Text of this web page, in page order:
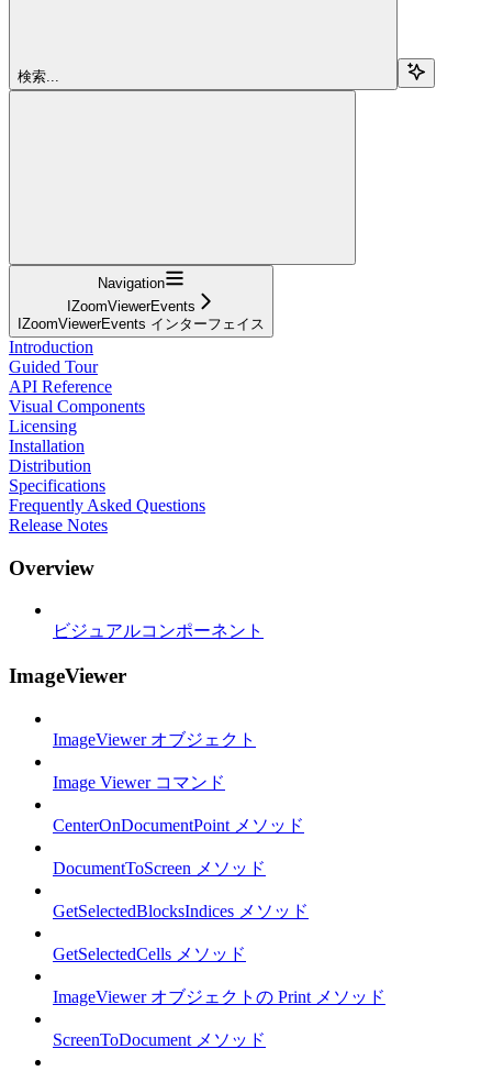
検索...
Navigation
IZoomViewerEvents
IZoomViewerEvents インターフェイス
Introduction
Guided Tour
API Reference
Visual Components
Licensing
Installation
Distribution
Specifications
Frequently Asked Questions
Release Notes
Overview
ビジュアルコンポーネント
ImageViewer
ImageViewer オブジェクト
Image Viewer コマンド
CenterOnDocumentPoint メソッド
DocumentToScreen メソッド
GetSelectedBlocksIndices メソッド
GetSelectedCells メソッド
ImageViewer オブジェクトの Print メソッド
ScreenToDocument メソッド